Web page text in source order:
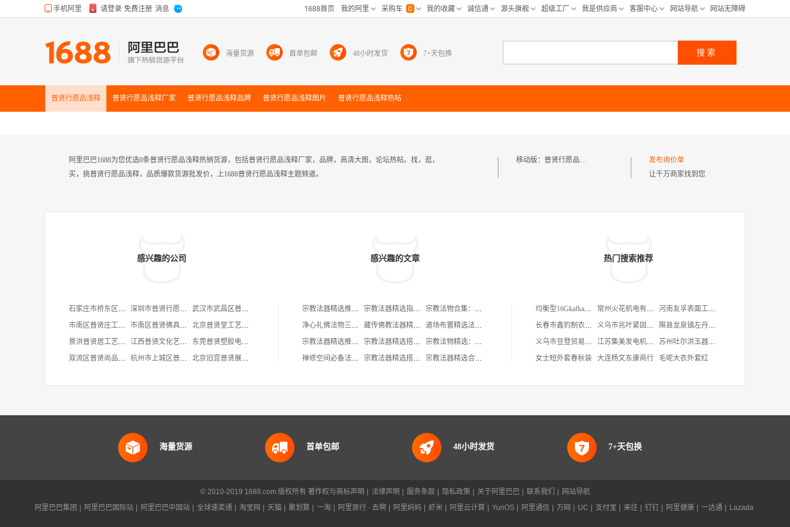
海量货源 首单包邮 48小时发货 7+天包换 搜索
普贤行愿品浅释 普贤行愿品浅释厂家 普贤行愿品浅释品牌 普贤行愿品浅释图片 普贤行愿品浅释热帖
阿里巴巴1688为您优选0条普贤行愿品浅释热销货源，包括普贤行愿品浅释厂家，品牌，高清大图，论坛热帖。找，逛，
买，挑普贤行愿品浅释，品质爆款货源批发价，上1688普贤行愿品浅释主题频道。
移动版： 普贤行愿品浅释
发布询价单
让千万商家找到您
感兴趣的公司
石家庄市桥东区普贤行愿日用品经营部 深圳市普贤行愿文化传播有限公司
武汉市武昌区普贤行日用品商行
市南区普贤庄工艺品行
市南区普贤佛具工艺品行
北京普贤堂工艺品店
景洪普贤居工艺品店
江西普贤文化艺术品有限公司
东莞普贤塑胶电子制品有限公司
双流区普贤尚品冷冻制品经营部
杭州市上城区普贤堂工艺品店 北京旧宫普贤展览展示用品经营部
感兴趣的文章
宗教法器精选推荐：传承仪轨中的实用与庄严 宗教法器精选指南：仪轨常用三件套推荐
宗教法物合集：供养佛陀的静心之选
净心礼佛法物三件套：香炉、念珠与供碗的静谧搭配
藏传佛教法器精选合集：材质细节与使用体验实录
道场布置精选法物三件套：庄严感与实用性的平衡之选
宗教法器精选推荐：加持修行的质感之选
宗教法器精选搭配指南：诵经场合的质感之选
宗教法物精选：三类实用修行器具推荐
禅修空间必备法物清单：静心、观照与日常修持的器物组合
宗教法器精选搭配指南：寺庙祭祀场景下的实用与美学 宗教法器精选合集｜法会仪式实用搭配指南
热门搜索推荐
均衡型16Gkafka服务器配置价格 常州火花机电有限公司
河南友孚表面工程科技有限公司
长春市鑫豹制衣有限公司
义乌市兆叶紧固件商行
隰县龙泉镇左丹奴服装店
义乌市豆登贸易有限公司
江苏集美发电机制造有限公司
苏州吐尔洪玉器有限公司
女士短外套春秋装
大连杨文东康商行 毛呢大衣外套红
海量货源 首单包邮 48小时发货 7+天包换
© 2010-2019 1688.com 版权所有 著作权与商标声明 法律声明 服务条款 隐私政策 关于阿里巴巴 联系我们
网站导航
阿里巴巴集团
阿里巴巴国际站 阿里巴巴中国站 全球速卖通 淘宝网 天猫 聚划算 一淘 阿里旅行 · 去啊 阿里妈妈 虾米 阿里云计算 YunOS 阿里通信 万网 UC 支付宝 来往 钉钉 阿里健康 一达通 Lazada